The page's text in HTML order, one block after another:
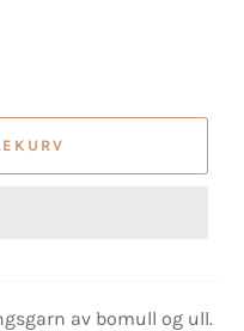
av bomull og ull.